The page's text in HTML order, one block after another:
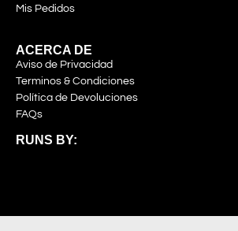
Mis Pedidos
ACERCA DE
Aviso de Privacidad
Terminos & Condiciones
Política de Devoluciones
FAQs
RUNS BY: